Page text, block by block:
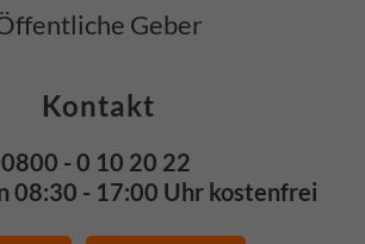
Geber
Kontakt
0800 - 0 10 20 22
08:30 - 17:00 Uhr kostenfrei